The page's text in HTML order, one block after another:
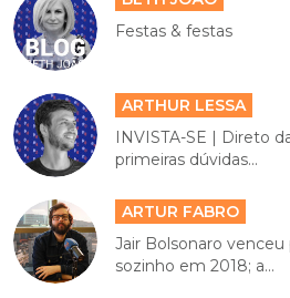
Festas & festas
ARTHUR LESSA
INVISTA-SE | Direto
primeiras dúvidas...
ARTUR FABRO
Jair Bolsonaro
sozinho em 2018; a...